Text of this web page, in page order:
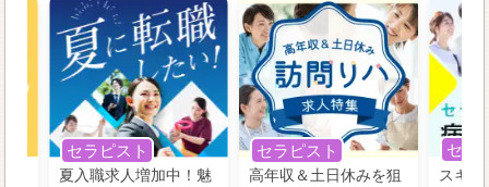
セラピスト
夏入職求人増加中！魅
セラピスト
高年収＆土日休みを狙
セラ
スキル